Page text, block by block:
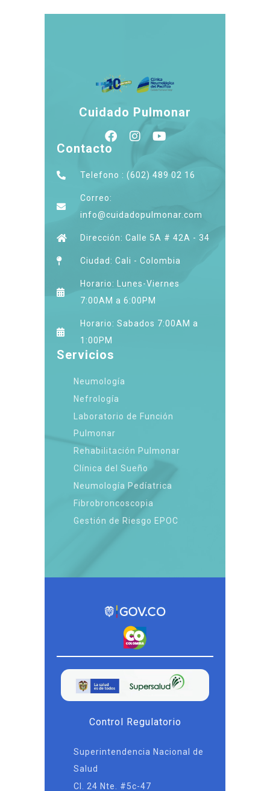
Cuidado Pulmonar
Contacto
Telefono : (602) 489 02 16
Correo:
info@cuidadopulmonar.com
Dirección: Calle 5A # 42A - 34
Ciudad: Cali - Colombia
Horario: Lunes-Viernes
7:00AM a 6:00PM
Horario: Sabados 7:00AM a
1:00PM
Servicios
Neumología
Nefrología
Laboratorio de Función
Pulmonar
Rehabilitación Pulmonar
Clínica del Sueño
Neumología Pedíatrica
Fibrobroncoscopia
Gestión de Riesgo EPOC
Control Regulatorio
Superintendencia Nacional de
Salud
Cl. 24 Nte. #5c-47